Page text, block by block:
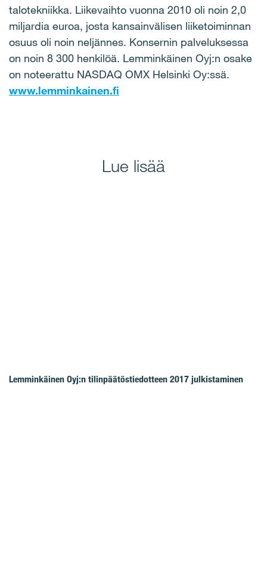
talotekniikka. Liikevaihto vuonna 2010 oli noin 2,0
miljardia euroa, josta kansainvälisen liiketoiminnan
osuus oli noin neljännes. Konsernin palveluksessa
on noin 8 300 henkilöä. Lemminkäinen Oyj:n osake
on noteerattu NASDAQ OMX Helsinki Oy:ssä.
www.lemminkainen.fi
Lue lisää
Lemminkäinen Oyj:n tilinpäätöstiedotteen 2017 julkistaminen